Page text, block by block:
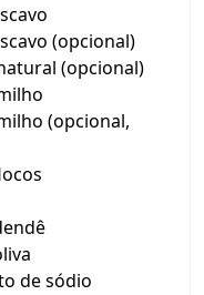
(opcional)
(opcional)
(opcional,
de sódio